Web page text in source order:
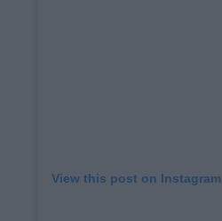
View this post on Instagram